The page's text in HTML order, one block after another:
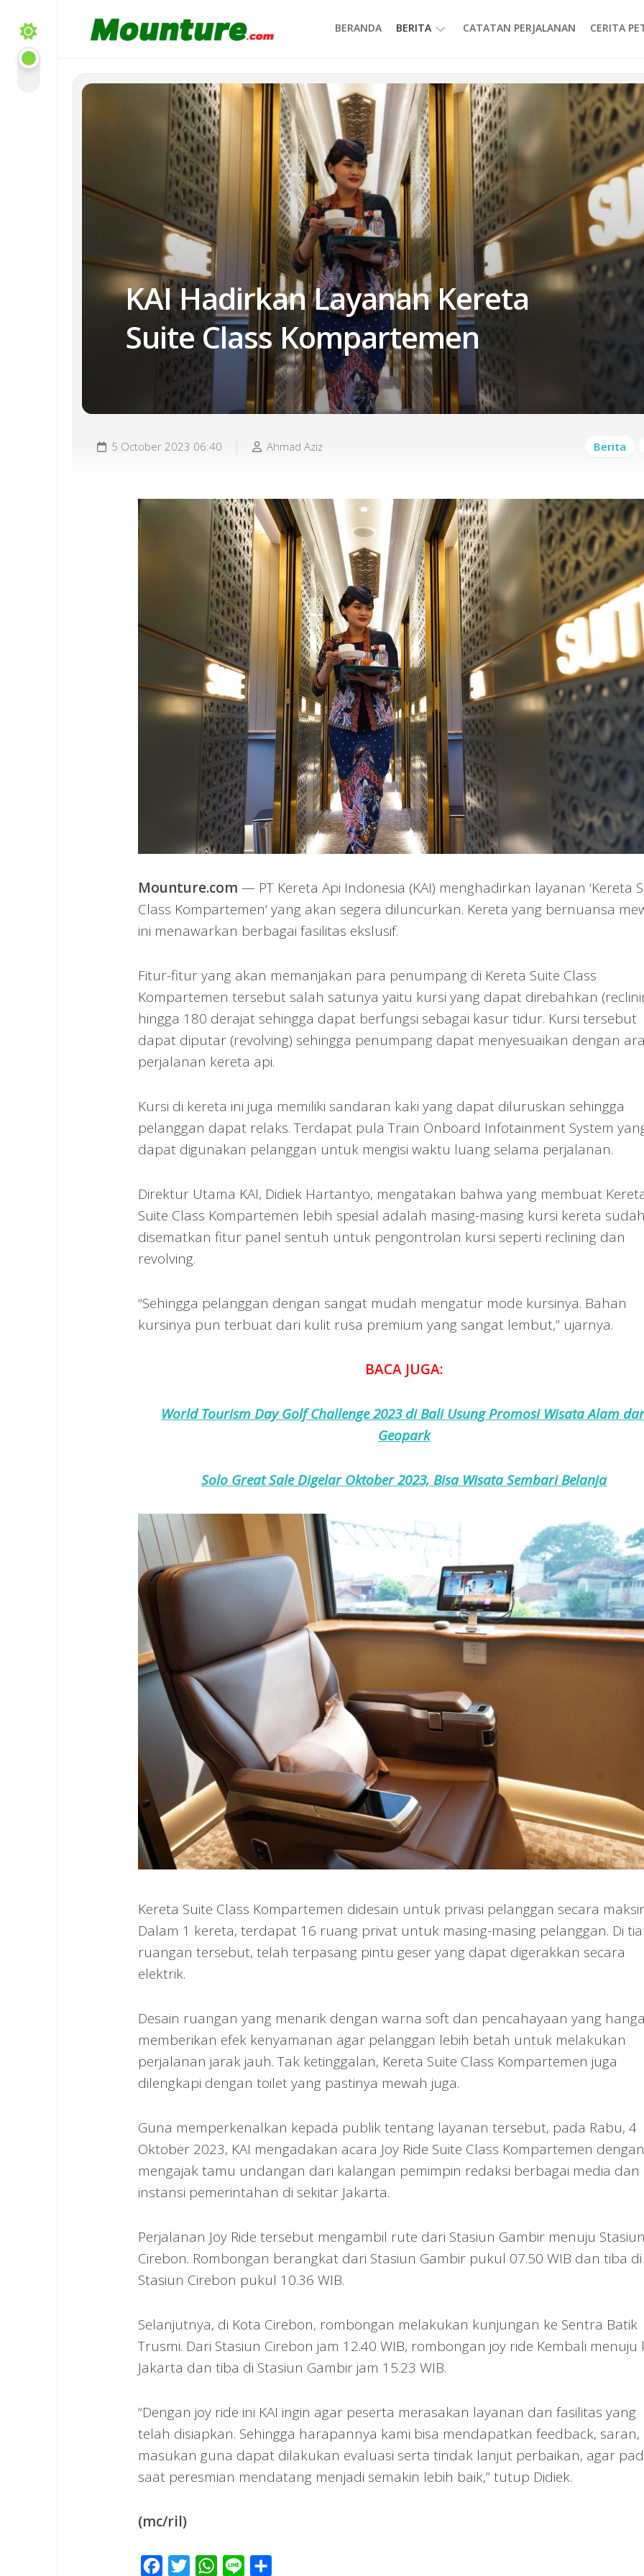
content
BERANDA BERITA CATATAN PERJALANAN CERITA
KAI Hadirkan Layanan Kereta
Suite Class Kompartemen
5 October 2023 06:40 Ahmad Aziz Berita
Mounture.com — PT Kereta Api Indonesia (KAI) menghadirkan layanan ‘Kereta
Class Kompartemen’ yang akan segera diluncurkan. Kereta yang bernuansa
ini menawarkan berbagai fasilitas ekslusif.
Fitur-fitur yang akan memanjakan para penumpang di Kereta Suite Class
Kompartemen tersebut salah satunya yaitu kursi yang dapat direbahkan
hingga 180 derajat sehingga dapat berfungsi sebagai kasur tidur. Kursi tersebut
dapat diputar (revolving) sehingga penumpang dapat menyesuaikan dengan
perjalanan kereta api.
Kursi di kereta ini juga memiliki sandaran kaki yang dapat diluruskan sehingga
pelanggan dapat relaks. Terdapat pula Train Onboard Infotainment System
dapat digunakan pelanggan untuk mengisi waktu luang selama perjalanan.
Direktur Utama KAI, Didiek Hartantyo, mengatakan bahwa yang membuat
Suite Class Kompartemen lebih spesial adalah masing-masing kursi kereta
disematkan fitur panel sentuh untuk pengontrolan kursi seperti reclining dan
revolving.
“Sehingga pelanggan dengan sangat mudah mengatur mode kursinya. Bahan
kursinya pun terbuat dari kulit rusa premium yang sangat lembut,” ujarnya.
BACA JUGA:
World Tourism Day Golf Challenge 2023 di Bali Usung Promosi Wisata Alam
Geopark
Solo Great Sale Digelar Oktober 2023, Bisa Wisata Sembari Belanja
Kereta Suite Class Kompartemen didesain untuk privasi pelanggan secara
Dalam 1 kereta, terdapat 16 ruang privat untuk masing-masing pelanggan. Di
ruangan tersebut, telah terpasang pintu geser yang dapat digerakkan secara
elektrik.
Desain ruangan yang menarik dengan warna soft dan pencahayaan yang
memberikan efek kenyamanan agar pelanggan lebih betah untuk melakukan
perjalanan jarak jauh. Tak ketinggalan, Kereta Suite Class Kompartemen juga
dilengkapi dengan toilet yang pastinya mewah juga.
Guna memperkenalkan kepada publik tentang layanan tersebut, pada Rabu, 4
Oktober 2023, KAI mengadakan acara Joy Ride Suite Class Kompartemen dengan
mengajak tamu undangan dari kalangan pemimpin redaksi berbagai media dan
instansi pemerintahan di sekitar Jakarta.
Perjalanan Joy Ride tersebut mengambil rute dari Stasiun Gambir menuju
Cirebon. Rombongan berangkat dari Stasiun Gambir pukul 07.50 WIB dan tiba di
Stasiun Cirebon pukul 10.36 WIB.
Selanjutnya, di Kota Cirebon, rombongan melakukan kunjungan ke Sentra Batik
Trusmi. Dari Stasiun Cirebon jam 12.40 WIB, rombongan joy ride Kembali menuju
Jakarta dan tiba di Stasiun Gambir jam 15.23 WIB.
“Dengan joy ride ini KAI ingin agar peserta merasakan layanan dan fasilitas yang
telah disiapkan. Sehingga harapannya kami bisa mendapatkan feedback,
masukan guna dapat dilakukan evaluasi serta tindak lanjut perbaikan, agar
saat peresmian mendatang menjadi semakin lebih baik,” tutup Didiek.
(mc/ril)
Facebook
Twitter WhatsApp
Line